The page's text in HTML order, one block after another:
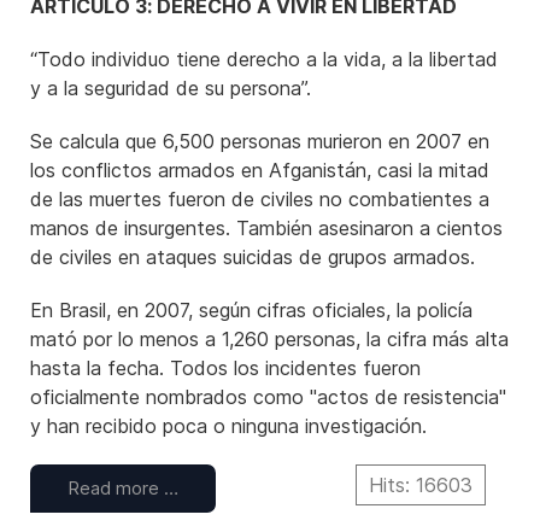
ARTICULO 3: DERECHO A VIVIR EN LIBERTAD
“Todo individuo tiene derecho a la vida, a la libertad
y a la seguridad de su persona”.
Se calcula que 6,500 personas murieron en 2007 en
los conflictos armados en Afganistán, casi la mitad
de las muertes fueron de civiles no combatientes a
manos de insurgentes. También asesinaron a cientos
de civiles en ataques suicidas de grupos armados.
En Brasil, en 2007, según cifras oficiales, la policía
mató por lo menos a 1,260 personas, la cifra más alta
hasta la fecha. Todos los incidentes fueron
oficialmente nombrados como "actos de resistencia"
y han recibido poca o ninguna investigación.
Read more … Hits: 16603